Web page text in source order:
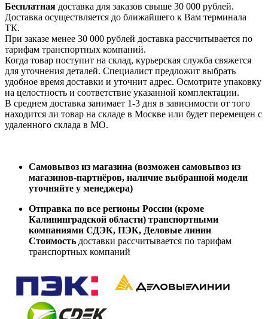
Бесплатная доставка для заказов свыше 30 000 рублей.
Доставка осуществляется до ближайшего к Вам терминала
ТК.
При заказе менее 30 000 рублей доставка рассчитывается по
тарифам транспортных компаний.
Когда товар поступит на склад, курьерская служба свяжется
для уточнения деталей. Специалист предложит выбрать
удобное время доставки и уточнит адрес. Осмотрите упаковку
на целостность и соответствие указанной комплектации.
В среднем доставка занимает 1-3 дня в зависимости от того
находится ли товар на складе в Москве или будет перемещен с
удаленного склада в МО.
Самовывоз из магазина (возможен самовывоз из
магазинов-партнёров, наличие выбранной модели
уточняйте у менеджера)
Отправка по все регионы России (кроме
Калининградской области) транспортными
компаниями СДЭК, ПЭК, Деловые линии
Стоимость доставки рассчитывается по тарифам
транспортных компаний